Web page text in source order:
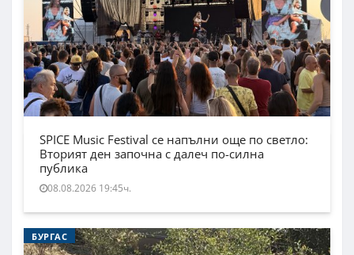
SPICE Music Festival се напълни още по светло:
Вторият ден започна с далеч по-силна
публика
08.08.2026 19:45ч.
БУРГАС